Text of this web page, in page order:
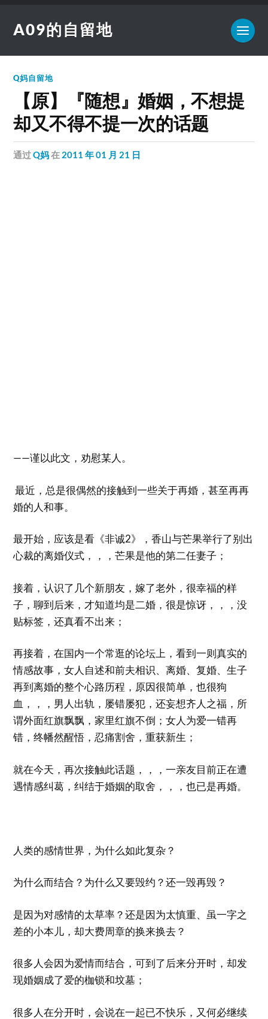
A09的自留地
Q妈自留地
【原】『随想』婚姻，不想提
却又不得不提一次的话题
通过Q妈在 2011 年 01 月 21 日
——谨以此文，劝慰某人。
最近，总是很偶然的接触到一些关于再婚，甚至再再
婚的人和事。
最开始，应该是看《非诚2》，香山与芒果举行了别出
心裁的离婚仪式，，，芒果是他的第二任妻子；
接着，认识了几个新朋友，嫁了老外，很幸福的样
子，聊到后来，才知道均是二婚，很是惊讶，，，没
贴标签，还真看不出来；
再接着，在国内一个常逛的论坛上，看到一则真实的
情感故事，女人自述和前夫相识、离婚、复婚、生子
再到离婚的整个心路历程，原因很简单，也很狗
血，，，男人出轨，屡错屡犯，还妄想齐人之福，所
谓外面红旗飘飘，家里红旗不倒；女人为爱一错再
错，终幡然醒悟，忍痛割舍，重获新生；
就在今天，再次接触此话题，，，一亲友目前正在遭
遇情感纠葛，纠结于婚姻的取舍，，，也已是再婚。
人类的感情世界，为什么如此复杂？
为什么而结合？为什么又要毁约？还一毁再毁？
是因为对感情的太草率？还是因为太慎重、虽一字之
差的小本儿，却大费周章的换来换去？
很多人会因为爱情而结合，可到了后来分开时，却发
现婚姻成了爱的枷锁和坟墓；
很多人在分开时，会说在一起已不快乐，又何必继续